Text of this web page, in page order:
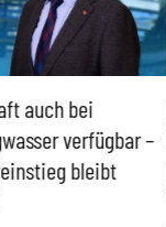
auch bei
verfügbar –
bleibt